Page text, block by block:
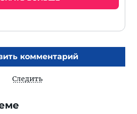
комментарий
Следить